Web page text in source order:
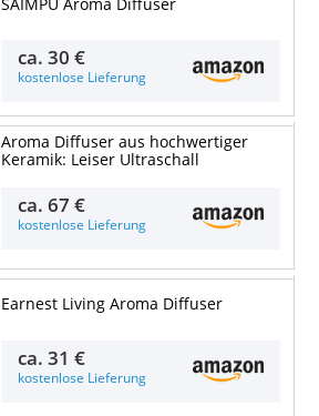
SAIMPU Aroma Diffuser
ca.30 €
kostenlose Lieferung
Aroma Diffuser aus hochwertiger
Keramik: Leiser Ultraschall
ca.67 €
kostenlose Lieferung
Earnest Living Aroma Diffuser
ca.31 €
kostenlose Lieferung